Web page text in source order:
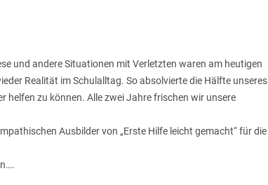
und andere Situationen mit Verletzten waren am heutigen
Realität im Schulalltag. So absolvierte die Hälfte unseres
helfen zu können. Alle zwei Jahre frischen wir unsere
Ausbilder von „Erste Hilfe leicht gemacht“ für die